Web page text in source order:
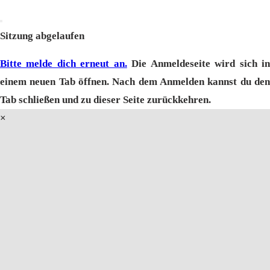
schließen
Sitzung abgelaufen
Bitte melde dich erneut an.Die Anmeldeseite wird sich in
einem neuen Tab öffnen. Nach dem Anmelden kannst du den
Tab schließen und zu dieser Seite zurückkehren.
×